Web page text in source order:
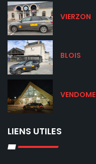
VIERZON
BLOIS
VENDOME
LIENS UTILES